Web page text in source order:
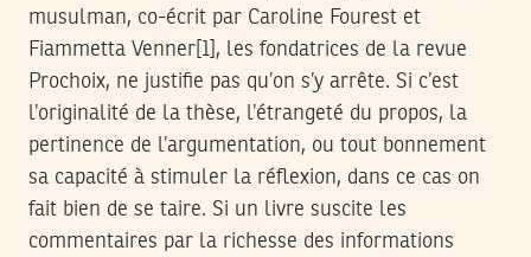
musulman, co-écrit par Caroline Fourest et
Fiammetta Venner[1], les fondatrices de la revue
Prochoix, ne justifie pas qu’on s’y arrête. Si c’est
l’originalité de la thèse, l’étrangeté du propos, la
pertinence de l’argumentation, ou tout bonnement
sa capacité à stimuler la réflexion, dans ce cas on
fait bien de se taire. Si un livre suscite les
commentaires par la richesse des informations